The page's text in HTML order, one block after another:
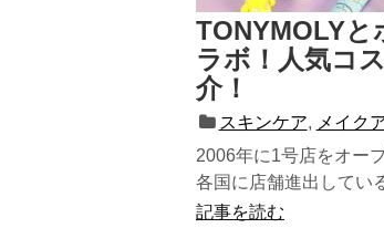
TONYMOLYと
ラボ！人気コ
介！
スキンケア, メイク
2006年に1号店をオー
各国に店舗進出してい
TONYMOLY(トニーモ
記事を読む